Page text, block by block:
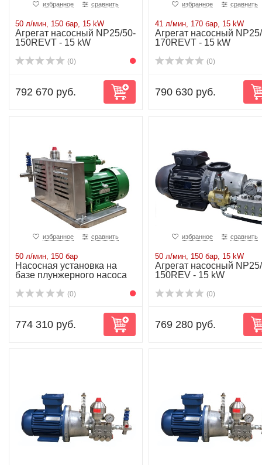
избранное сравнить
50 л/мин, 150 бар, 15 kW
Агрегат насосный NP25/50-
150REVT - 15 kW
(0)
792 670 руб.
избранное сравнить
41 л/мин, 170 бар, 15 kW
Агрегат насосный
170REVT - 15 kW
(0)
790 630 руб.
избранное сравнить
50 л/мин, 150 бар
Насосная установка на
базе плунжерного насоса
(0)
774 310 руб.
избранное сравнить
50 л/мин, 150 бар, 15 kW
Агрегат насосный
150REV - 15 kW
(0)
769 280 руб.